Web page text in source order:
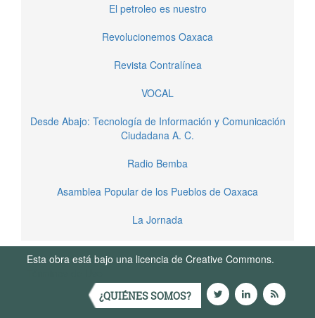
El petroleo es nuestro
Revolucionemos Oaxaca
Revista Contralínea
VOCAL
Desde Abajo: Tecnología de Información y Comunicación
Ciudadana A. C.
Radio Bemba
Asamblea Popular de los Pueblos de Oaxaca
La Jornada
Esta obra está bajo una licencia de Creative Commons.
¿QUIÉNES SOMOS?